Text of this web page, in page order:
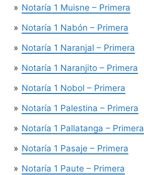
Notaría 1 Muisne – Primera
Notaría 1 Nabón – Primera
Notaría 1 Naranjal – Primera
Notaría 1 Naranjito – Primera
Notaría 1 Nobol – Primera
Notaría 1 Palestina – Primera
Notaría 1 Pallatanga – Primera
Notaría 1 Pasaje – Primera
Notaría 1 Paute – Primera